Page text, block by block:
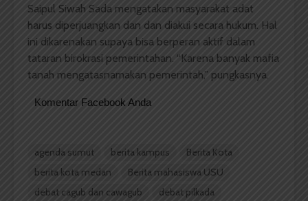
Saipul Siwah Sada mengatakan masyarakat adat
harus diperjuangkan dan dan diakui secara hukum. Hal
ini dikarenakan supaya bisa berperan aktif dalam
tataran birokrasi pemerintahan. “Karena banyak mafia
tanah mengatasnamakan pemerintah,” pungkasnya.
Komentar Facebook Anda
agenda sumut berita kampus
Berita Kota
berita kota medan
Berita mahasiswa USU
debat cagub dan cawagub
debat pilkada